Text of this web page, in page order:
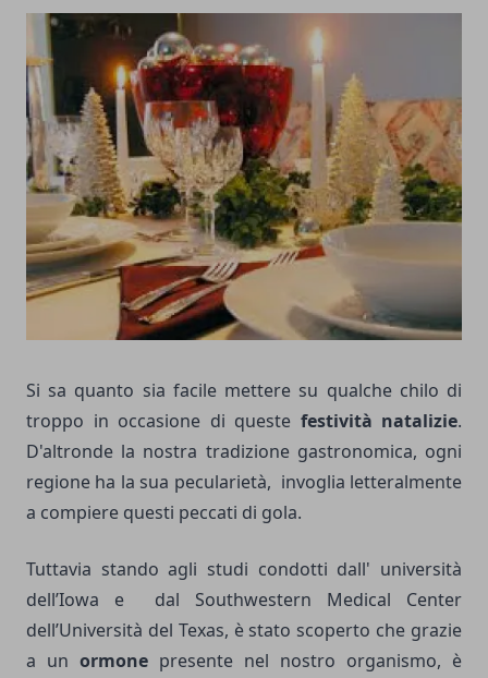
Si sa quanto sia facile mettere su qualche chilo di
troppo in occasione di queste festività natalizie.
D'altronde la nostra tradizione gastronomica, ogni
regione ha la sua pecularietà, invoglia letteralmente
a compiere questi peccati di gola.
Tuttavia stando agli studi condotti dall' università
dell’Iowa e dal Southwestern Medical Center
dell’Università del Texas, è stato scoperto che grazie
a un ormone presente nel nostro organismo, è